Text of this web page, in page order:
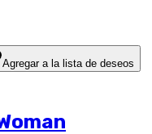
Agregar a la lista de deseos